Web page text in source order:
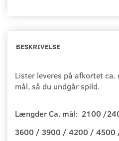
BESKRIVELSE
Lister leveres på afkortet ca.
mål, så du undgår spild.
Længder Ca. mål: 2100 /
3600 / 3900 / 4200 / 4500